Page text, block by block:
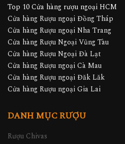
Top 10 Cửa hàng rượu ngoại HCM
Cửa hàng Rượu ngoại Đồng Tháp
Cửa hàng Rượu ngoại Nha Trang
Cửa hàng Rượu Ngoại Vũng Tàu
Cửa hàng Rượu Ngoại Đà Lạt
Cửa hàng Rượu ngoại Cà Mau
Cửa hàng Rượu ngoại Đăk Lăk
Cửa hàng Rượu ngoại Gia Lai
DANH MỤC RƯỢU
Rượu Chivas